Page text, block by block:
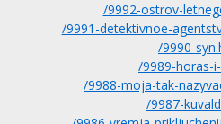
/9992-ostrov-
/9991-detektivnoe-
/9990-
/9989-horas-
/9988-moja-tak-
/9987-